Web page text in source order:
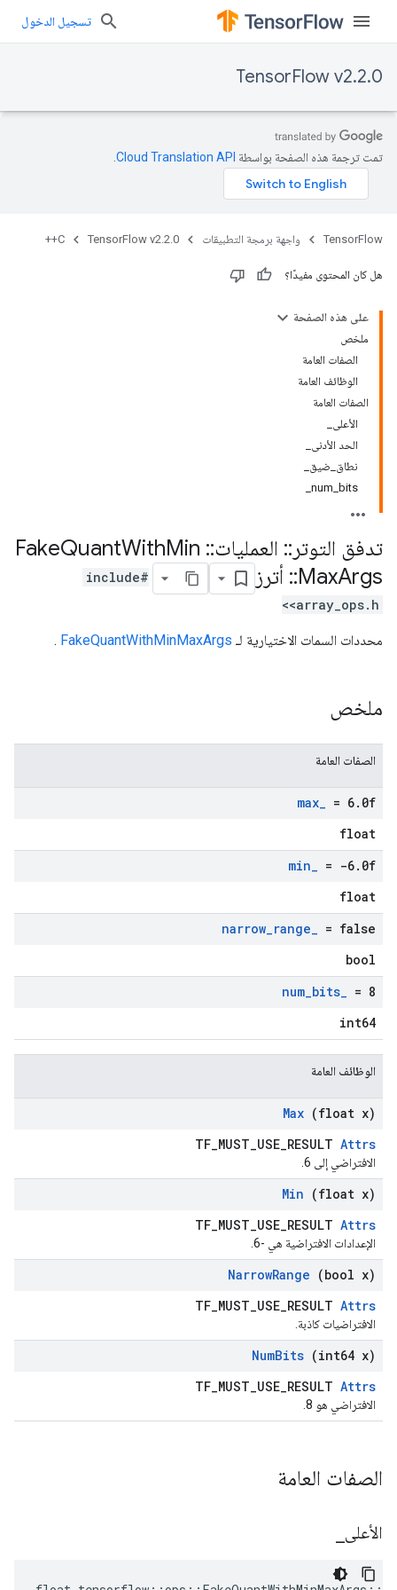
تسجيل الدخول
TensorFlow v2.2.0
تمت ترجمة هذه الصفحة بواسطة Cloud Translation API‏
TensorFlow واجهة برمجة التطبيقات TensorFlow v2.2.0
C++
هل كان المحتوى مفيدًا؟
على هذه الصفحة
ملخص
الصفات العامة
الوظائف العامة
الصفات العامة
الأعلى_
الحد الأدنى_
نطاق_ضيق_
num_bits_
تدفق التوتر :: العمليات::
QuantWithMin
MaxArgs
:: أترز
#include
<array_ops.h>
محددات السمات الاختيارية لـ FakeQuantWithMinMaxArgs
.
ملخص
الصفات العامة
max_ = 6. 0f
float
min_ = -6. 0f
float
narrow_range_ = false
bool
num_bits_ = 8
int64
الوظائف العامة
Max (float x)
TF_MUST_USE_RESULT Attrs
الافتراضي إلى 6.
Min (float x)
TF_MUST_USE_RESULT Attrs
الإعدادات الافتراضية هي -6.
NarrowRange (bool x)
TF_MUST_USE_RESULT Attrs
الافتراضيات كاذبة.
NumBits (int64 x)
TF_MUST_USE_RESULT Attrs
الافتراضي هو 8.
الصفات العامة
الأعلى